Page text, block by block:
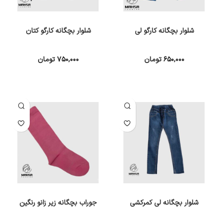
شلوار بچگانه کارگو لی
۶۵۰,۰۰۰ تومان
شلوار بچگانه کارگو کتان
۷۵۰,۰۰۰ تومان
شلوار بچگانه لی کمرکشی جوراب بچگانه زیر زانو رنگین